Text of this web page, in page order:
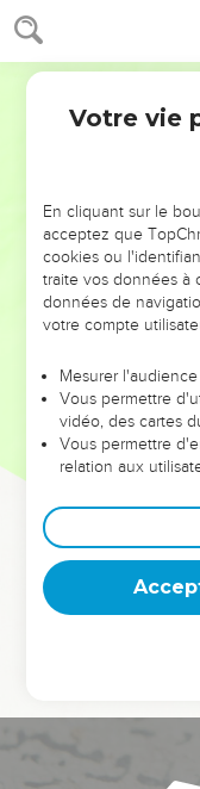
NE
ET SI LEURS
leur foi ou leur vision.
et les saisons
sont
Dans cette
clés pour avancer
deviennent vos
équipe, un groupe
Votre vie
En cliquant sur le
acceptez que
cookies ou
traite vos données à
données de
votre compte
Mesurer
Vous permettre
vidéo, des cartes
Vous permettre
relation aux